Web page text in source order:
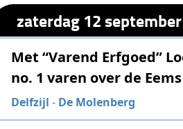
zaterdag 12
Met “Varend Erfgoed”
no. 1 varen over de
Delfzijl - De Molenberg